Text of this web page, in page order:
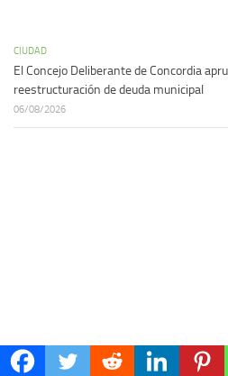
CIUDAD
El Concejo Deliberante de Concordia
reestructuración de deuda municipal
06/08/2026